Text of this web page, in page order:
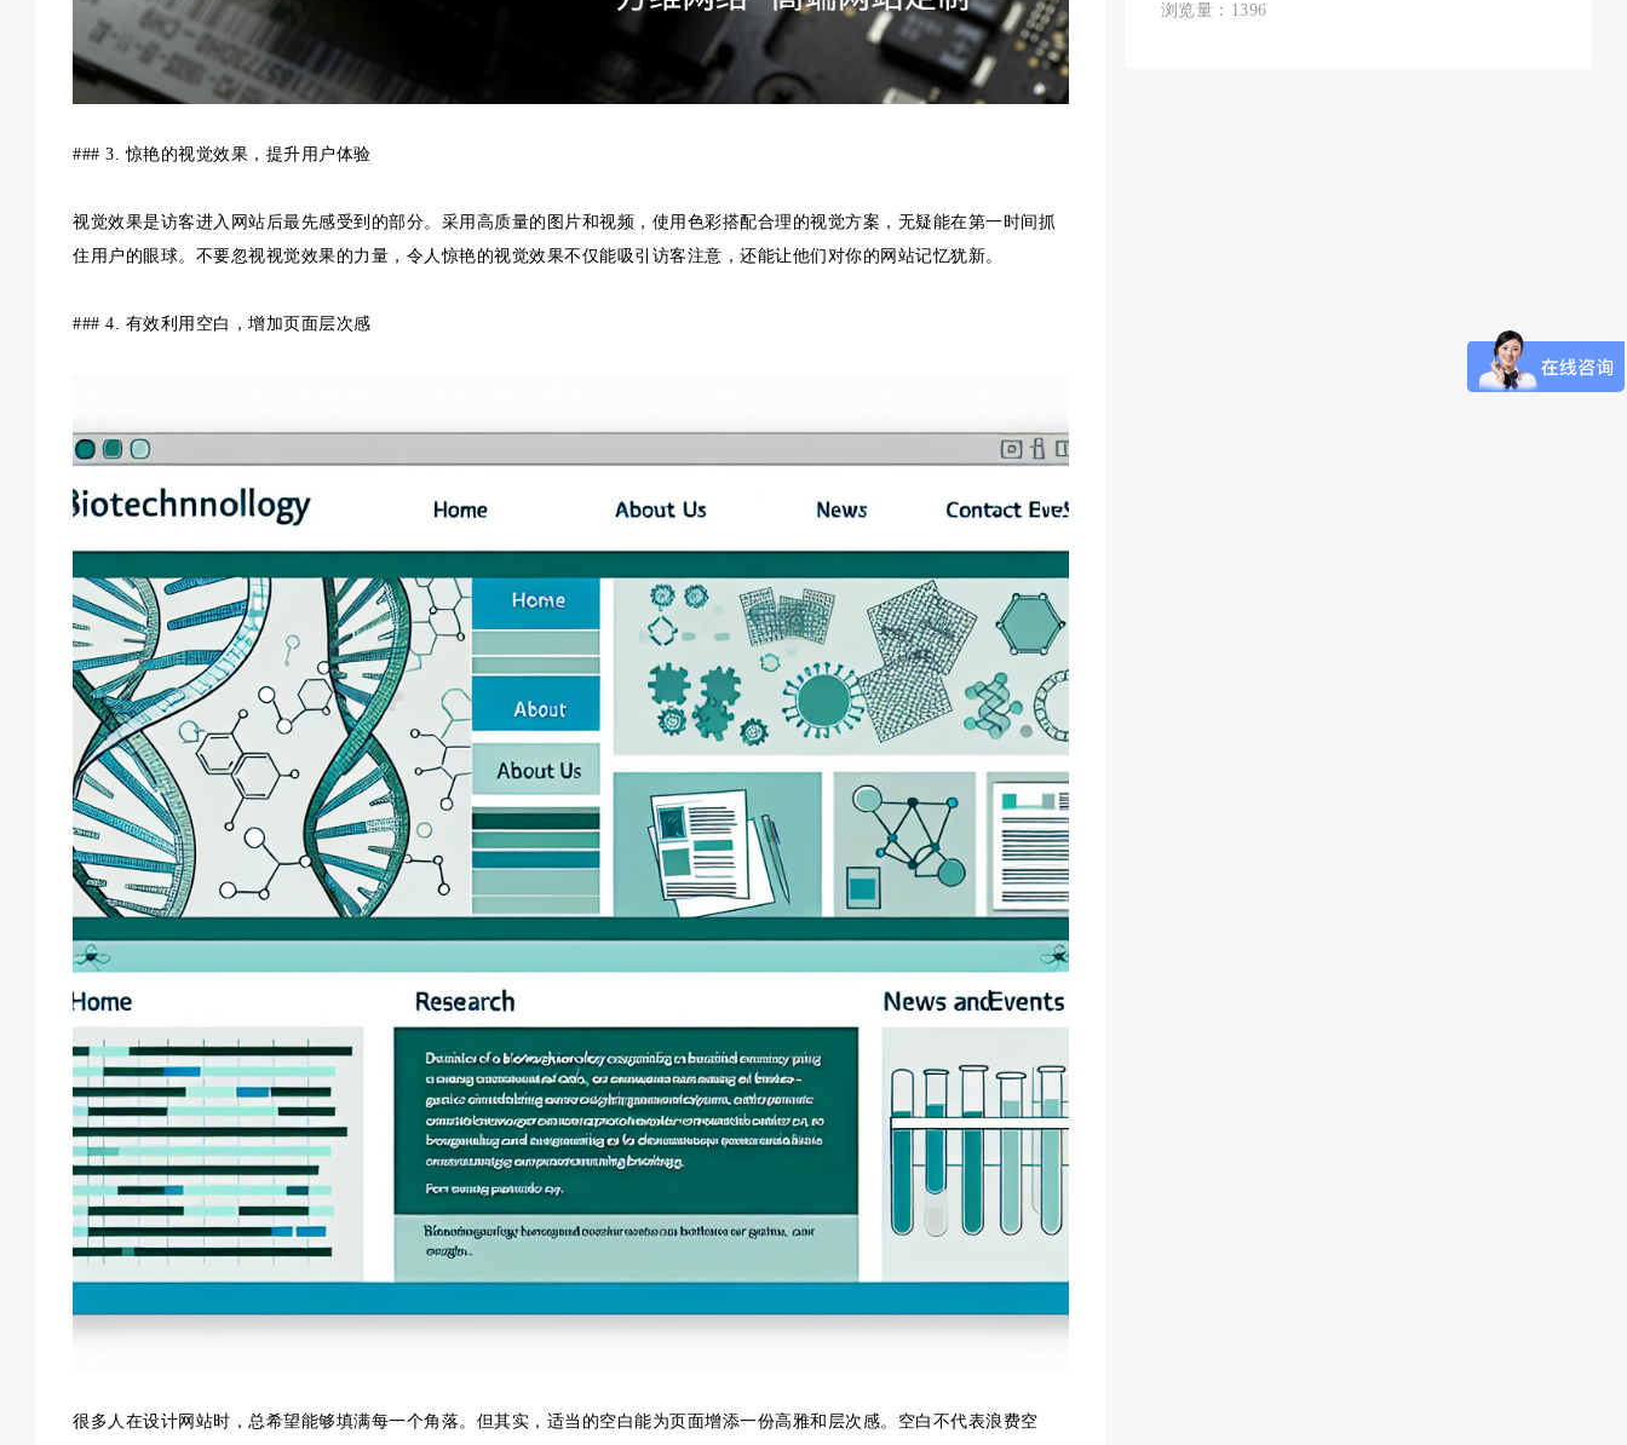
### 3. 惊艳的视觉效果，提升用户体验
视觉效果是访客进入网站后最先感受到的部分。采用高质量的图片和视频，使用色彩搭配合理的视觉方案，无疑能在第一时间抓
住用户的眼球。不要忽视视觉效果的力量，令人惊艳的视觉效果不仅能吸引访客注意，还能让他们对你的网站记忆犹新。
### 4. 有效利用空白，增加页面层次感
很多人在设计网站时，总希望能够填满每一个角落。但其实，适当的空白能为页面增添一份高雅和层次感。空白不代表浪费空
浏览量：1396